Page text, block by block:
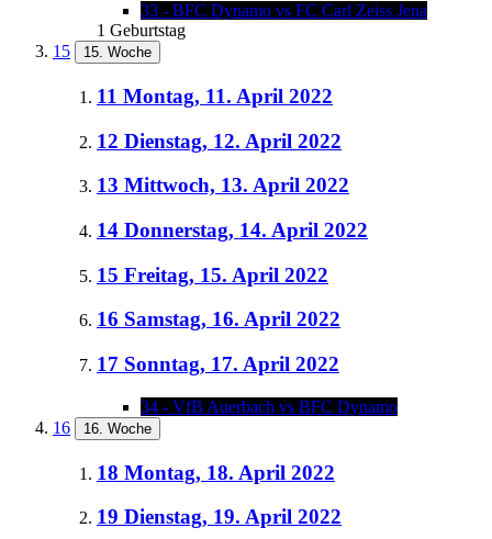
33 - BFC Dynamo vs FC Carl Zeiss Jena
1 Geburtstag
15
15. Woche
11 Montag, 11. April 2022
12 Dienstag, 12. April 2022
13 Mittwoch, 13. April 2022
14 Donnerstag, 14. April 2022
15 Freitag, 15. April 2022
16 Samstag, 16. April 2022
17 Sonntag, 17. April 2022
34 - VfB Auerbach vs BFC Dynamo
16
16. Woche
18 Montag, 18. April 2022
19 Dienstag, 19. April 2022